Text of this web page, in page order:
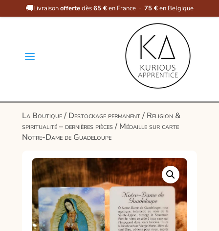
🚚Livraisonoffertedès65 €en France · 75 €en Belgique
a
La Boutique/ Destockage permanent/ Religion &
spiritualité – dernières pièces/ Médaille sur carte
Notre-Dame de Guadeloupe